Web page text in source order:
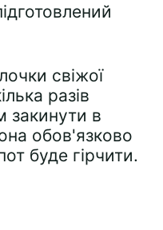
свіжої
разів
закинути в
обов'язково
буде гірчити.